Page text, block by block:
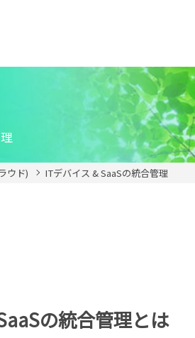
ウド) ITデバイス & SaaSの統合管理
の統合管理とは​